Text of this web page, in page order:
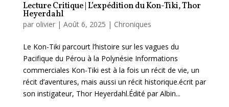
Lecture Critique | L’expédition du Kon-Tiki, Thor
Heyerdahl
par olivier| Août 6, 2025 | Chroniques
Le Kon-Tiki parcourt l’histoire sur les vagues du
Pacifique du Pérou à la Polynésie Informations
commerciales Kon-Tiki est à la fois un récit de vie, un
récit d’aventures, mais aussi un récit historique.écrit par
son instigateur, Thor Heyerdahl.Édité par Albin...